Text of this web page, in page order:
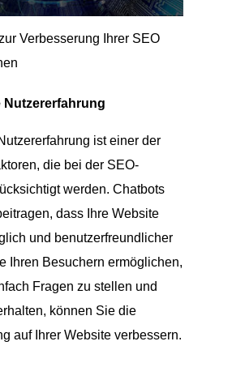
Verbesserung Ihrer SEO
Nutzererfahrung
ist einer der
die bei der SEO-
werden. Chatbots
dass Ihre Website
und benutzerfreundlicher
Ihren Besuchern ermöglichen,
Fragen zu stellen und
können Sie die
auf Ihrer Website verbessern.